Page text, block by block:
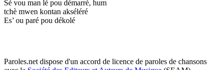
Sé vou man lé pou démarré, hum
tchè mwen kontan akséléré
Es’ ou paré pou dékolé
Paroles.net dispose d'un accord de licence de paroles de chansons